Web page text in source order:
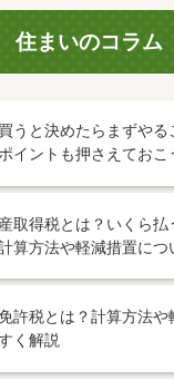
住まいのコラム
うと決めたらまずやる
イントも押さえておこ
取得税とは？いくら払
算方法や軽減措置につ
許税とは？計算方法や
く解説